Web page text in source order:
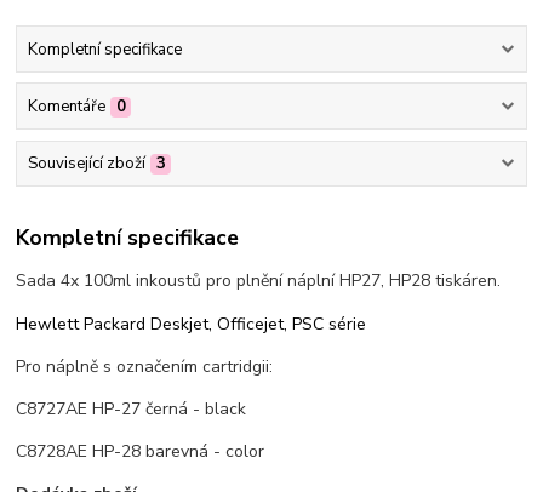
Kompletní specifikace
Komentáře 0
Související zboží 3
Kompletní specifikace
Sada 4x 100ml inkoustů pro plnění náplní HP27, HP28 tiskáren.
Hewlett Packard Deskjet, Officejet, PSC série
Pro náplně s označením cartridgii:
C8727AE HP-27 černá - black
C8728AE HP-28 barevná - color